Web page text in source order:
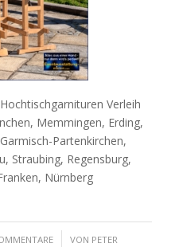
Verleih
Memmingen, Erding,
Partenkirchen,
Straubing, Regensburg,
Nürnberg
/ VON PETER